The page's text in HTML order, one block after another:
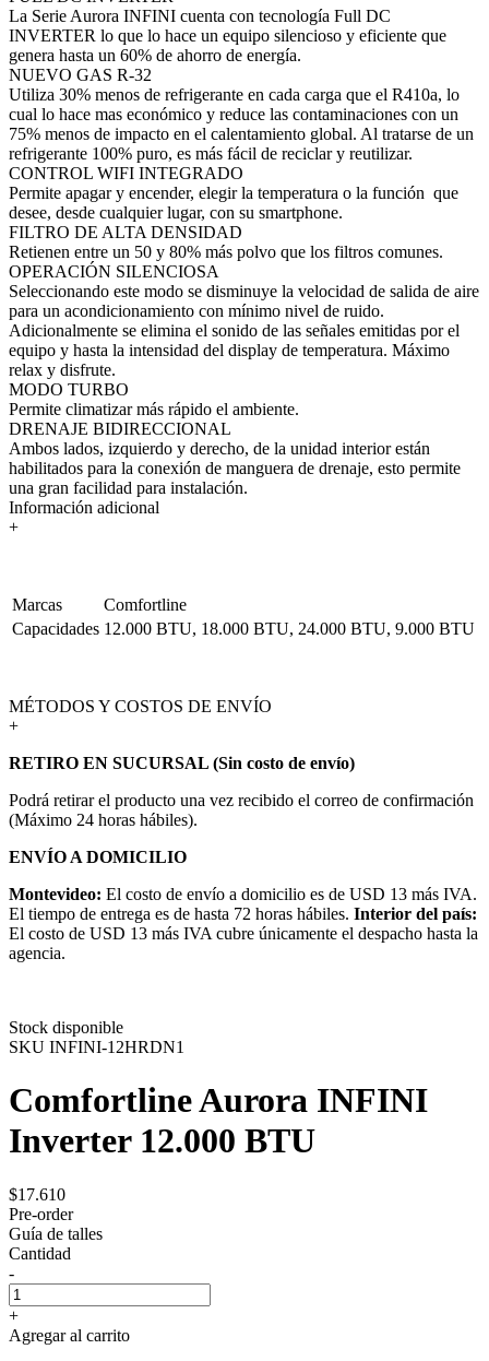
La Serie Aurora INFINI cuenta con tecnología Full DC
INVERTER lo que lo hace un equipo silencioso y eficiente que
genera hasta un 60% de ahorro de energía.
NUEVO GAS R-32
Utiliza 30% menos de refrigerante en cada carga que el R410a, lo
cual lo hace mas económico y reduce las contaminaciones con un
75% menos de impacto en el calentamiento global. Al tratarse de un
refrigerante 100% puro, es más fácil de reciclar y reutilizar.
CONTROL WIFI INTEGRADO
Permite apagar y encender, elegir la temperatura o la función que
desee, desde cualquier lugar, con su smartphone.
FILTRO DE ALTA DENSIDAD
Retienen entre un 50 y 80% más polvo que los filtros comunes.
OPERACIÓN SILENCIOSA
Seleccionando este modo se disminuye la velocidad de salida de aire
para un acondicionamiento con mínimo nivel de ruido.
Adicionalmente se elimina el sonido de las señales emitidas por el
equipo y hasta la intensidad del display de temperatura. Máximo
relax y disfrute.
MODO TURBO
Permite climatizar más rápido el ambiente.
DRENAJE BIDIRECCIONAL
Ambos lados, izquierdo y derecho, de la unidad interior están
habilitados para la conexión de manguera de drenaje, esto permite
una gran facilidad para instalación.
Información adicional
+
Marcas
Comfortline
Capacidades 12.000 BTU, 18.000 BTU, 24.000 BTU, 9.000 BTU
MÉTODOS Y COSTOS DE ENVÍO
+
RETIRO EN SUCURSAL (Sin costo de envío)
Podrá retirar el producto una vez recibido el correo de confirmación
(Máximo 24 horas hábiles).
ENVÍO A DOMICILIO
Montevideo: El costo de envío a domicilio es de USD 13 más IVA.
El tiempo de entrega es de hasta 72 horas hábiles. Interior del país:
El costo de USD 13 más IVA cubre únicamente el despacho hasta la
agencia.
Stock disponible
SKU INFINI-12HRDN1
Comfortline Aurora INFINI
Inverter 12.000 BTU
$17.610
Pre-order
Guía de talles
Cantidad
-
+
Agregar al carrito